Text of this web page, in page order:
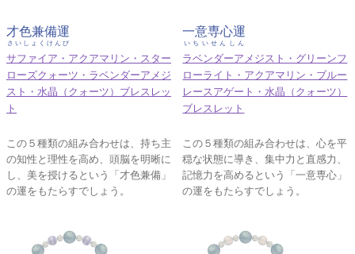
才色兼備運
さいしょくけんび
サファイア・アクアマリン・スター
ローズクォーツ・ラベンダーアメジ
スト・水晶（クォーツ）ブレスレッ
ト
この５種類の組み合わせは、持ち主
の知性と理性を高め、頭脳を明晰に
し、美を授けるという「才色兼備」
の運をもたらすでしょう。
一意専心運
いちいせんしん
ラベンダーアメジスト・グリーンフ
ローライト・アクアマリン・ブルー
レースアゲート・水晶（クォーツ）
ブレスレット
この５種類の組み合わせは、心を平
穏な状態に導き、集中力と直感力、
記憶力を高めるという「一意専心」
の運をもたらすでしょう。